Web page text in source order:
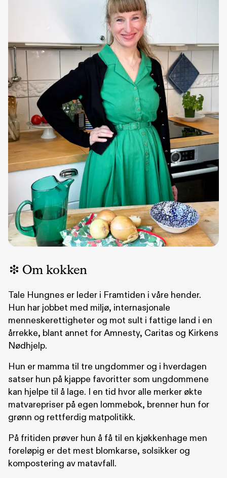
Om kokken
Tale Hungnes er leder i Framtiden i våre hender.
Hun har jobbet med miljø, internasjonale
menneskerettigheter og mot sult i fattige land i en
årrekke, blant annet for Amnesty, Caritas og Kirkens
Nødhjelp.
Hun er mamma til tre ungdommer og i hverdagen
satser hun på kjappe favoritter som ungdommene
kan hjelpe til å lage. I en tid hvor alle merker økte
matvarepriser på egen lommebok, brenner hun for
grønn og rettferdig matpolitikk.
På fritiden prøver hun å få til en kjøkkenhage men
foreløpig er det mest blomkarse, solsikker og
kompostering av matavfall.